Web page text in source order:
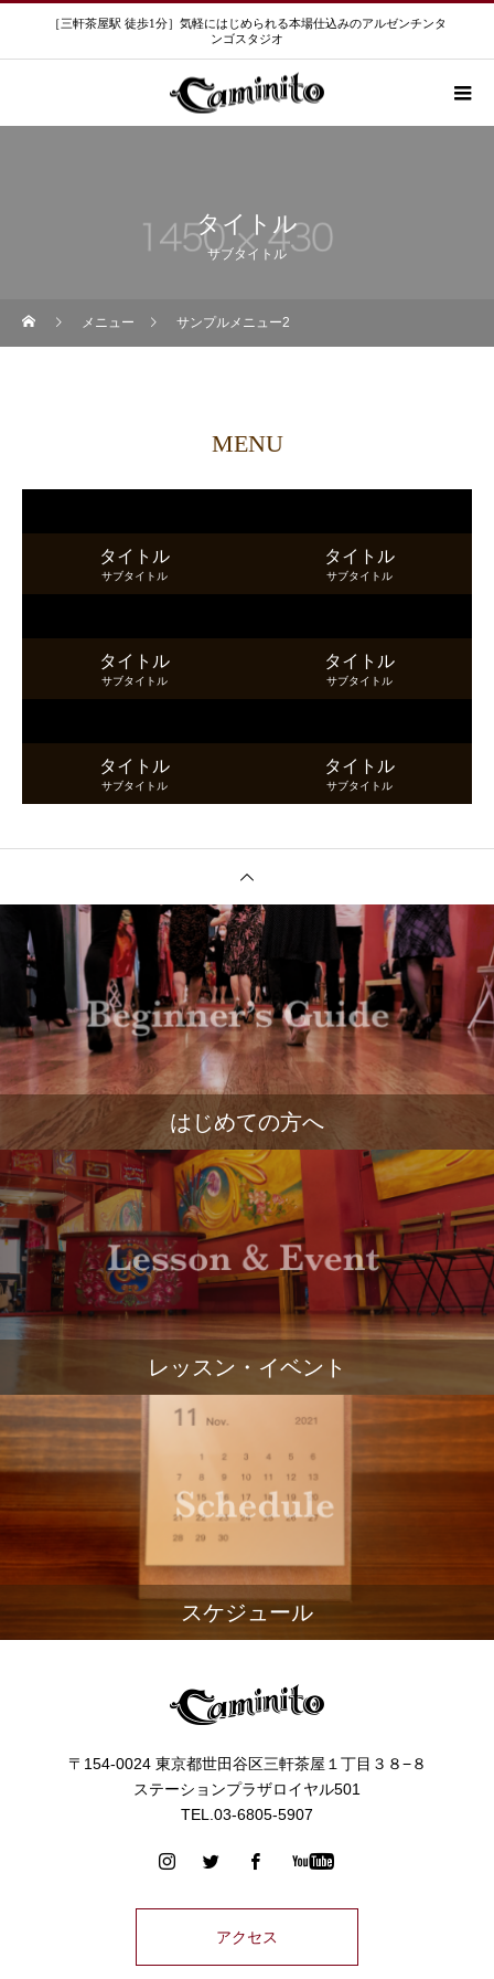
［三軒茶屋駅 徒歩1分］気軽にはじめられる本場仕込みのアルゼンチンタ
ンゴスタジオ
タイトル
サブタイトル
メニュー サンプルメニュー2
MENU
タイトル
サブタイトル
タイトル
サブタイトル
タイトル
サブタイトル
タイトル
サブタイトル
タイトル
サブタイトル
タイトル
サブタイトル
はじめての方へ
レッスン・イベント
スケジュール
〒154-0024 東京都世田谷区三軒茶屋１丁目３８−８
ステーションプラザロイヤル501
TEL.03-6805-5907
アクセス